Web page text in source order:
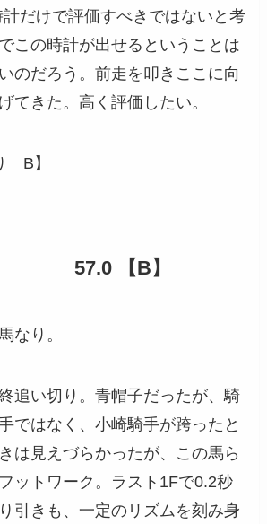
だけで評価すべきではないと考
この時計が出せるということは
のだろう。前走を叩きここに向
てきた。高く評価したい。
B】
57.0 【B】
なり。
追い切り。青帽子だったが、騎
ではなく、小崎騎手が跨ったと
は見えづらかったが、この馬ら
ットワーク。ラスト1Fで0.2秒
引きも、一定のリズムを刻み身